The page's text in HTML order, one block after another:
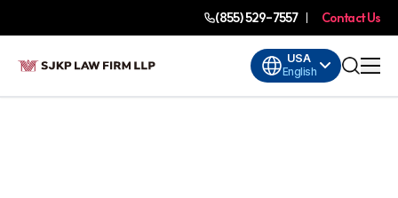
(855) 529-7557 Contact Us
USA
English